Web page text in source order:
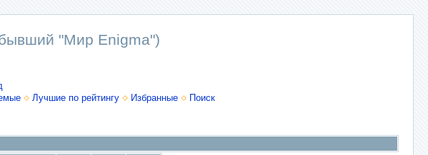
"Мир Enigma")
Лучшие по рейтингу Избранные Поиск